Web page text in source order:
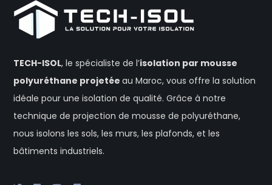
TECH-ISOL, le spécialiste de l’isolation par mousse
polyuréthane projetéeau Maroc, vous offre la solution
idéale pour une isolation de qualité. Grâce à notre
technique de projection de mousse de polyuréthane,
nous isolons les sols, les murs, les plafonds, et les
bâtiments industriels.